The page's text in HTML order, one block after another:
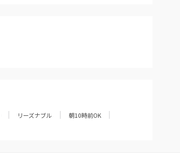
リーズナブル
朝10時前OK